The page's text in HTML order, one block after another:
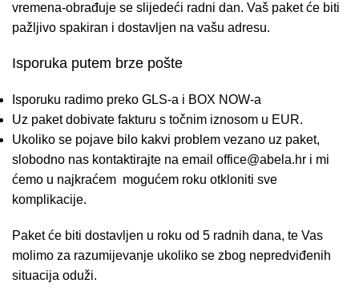
vremena-obrađuje se slijedeći radni dan. Vaš paket će biti
pažljivo spakiran i dostavljen na vašu adresu.
Isporuka putem brze pošte
Isporuku radimo preko GLS-a i BOX NOW-a
Uz paket dobivate fakturu s točnim iznosom u EUR.
Ukoliko se pojave bilo kakvi problem vezano uz paket,
slobodno nas kontaktirajte na email office@abela.hr i mi
ćemo u najkraćem mogućem roku otkloniti sve
komplikacije.
Paket će biti dostavljen u roku od 5 radnih dana, te Vas
molimo za razumijevanje ukoliko se zbog nepredviđenih
situacija oduži.